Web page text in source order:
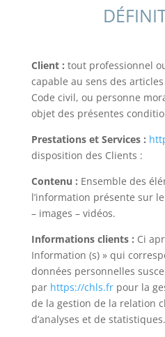
Client : tout professionnel
capable au sens des
Code civil, ou personne
objet des présentes
Prestations et Services :
disposition des Clients :
Contenu : Ensemble des
l’information présente sur
– images – vidéos.
Informations clients : Ci
Information (s) » qui
données personnelles
par https://chls.frpour la
de la gestion de la relation
d’analyses et de statistiques.